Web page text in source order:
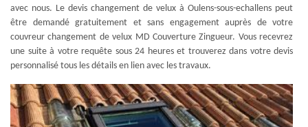
avec nous. Le devis changement de velux à Oulens-sous-echallens peut
être demandé gratuitement et sans engagement auprès de votre
couvreur changement de velux MD Couverture Zingueur. Vous recevrez
une suite à votre requête sous 24 heures et trouverez dans votre devis
personnalisé tous les détails en lien avec les travaux.